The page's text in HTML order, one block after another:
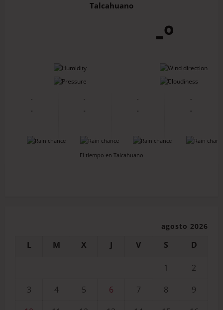
Talcahuano
-º
-
-
-
-
-
-
-
-
-
-
-
-
-
-
-
-
El tiempo en Talcahuano
agosto 2026
L M X J V S D
1
2
3
4 5 6 7 8
9